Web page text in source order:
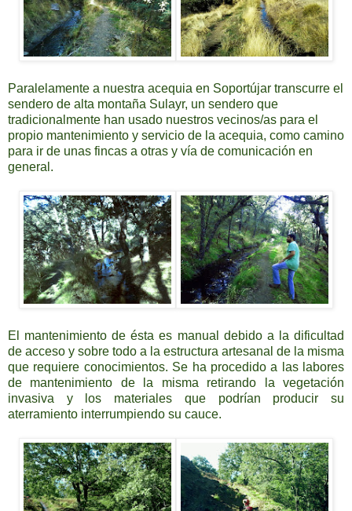
Paralelamente a nuestra acequia en Soportújar transcurre el
sendero de alta montaña Sulayr, un sendero que
tradicionalmente han usado nuestros vecinos/as para el
propio mantenimiento y servicio de la acequia, como camino
para ir de unas fincas a otras y vía de comunicación en
general.
El mantenimiento de ésta es manual debido a la dificultad
de acceso y sobre todo a la estructura artesanal de la misma
que requiere conocimientos. Se ha procedido a las labores
de mantenimiento de la misma retirando la vegetación
invasiva y los materiales que podrían producir su
aterramiento interrumpiendo su cauce.